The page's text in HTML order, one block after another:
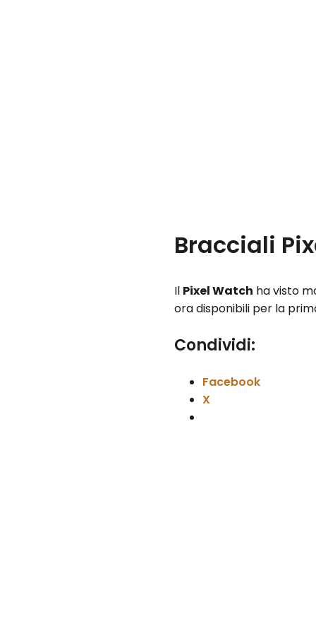
Bracciali
Il Pixel Watch ha visto
ora disponibili per la
Condividi:
Facebook
X